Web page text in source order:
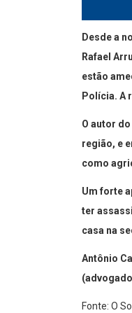
Desde a
Rafael
estão
Polícia. A
O autor
região, e
como
Um forte
ter
casa na
Antônio
Fonte: O